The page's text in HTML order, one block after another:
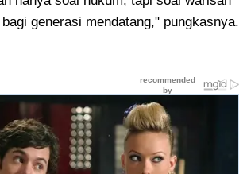
bagi generasi mendatang," pungkasnya.